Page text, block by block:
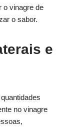
o vinagre de
o sabor.
e
no vinagre